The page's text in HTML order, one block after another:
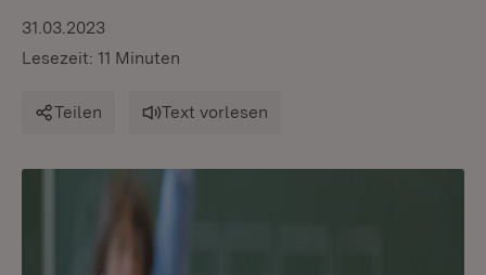
31.03.2023
Lesezeit: 11 Minuten
Teilen Text vorlesen